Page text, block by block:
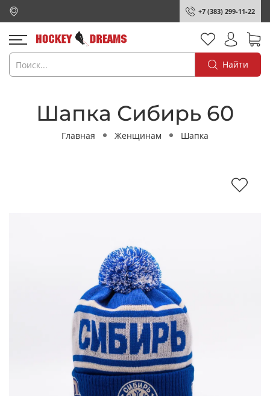
+7 (383) 299-11-22
Найти
Шапка Сибирь 60
Главная Женщинам Шапка